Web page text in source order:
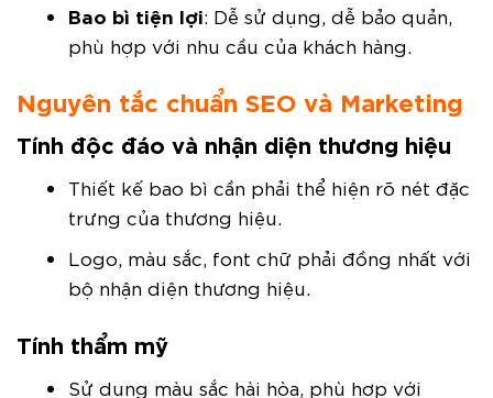
Bao bì tiện lợi: Dễ sử dụng, dễ bảo quản,
phù hợp với nhu cầu của khách hàng.
Nguyên tắc chuẩn SEO và Marketing
Tính độc đáo và nhận diện thương hiệu
Thiết kế bao bì cần phải thể hiện rõ nét đặc
trưng của thương hiệu.
Logo, màu sắc, font chữ phải đồng nhất với
bộ nhận diện thương hiệu.
Tính thẩm mỹ
Sử dụng màu sắc hài hòa, phù hợp với